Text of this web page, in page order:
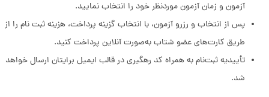
آزمون و زمان آزمون موردنظر خود را انتخاب نمایید.
پس از انتخاب و رزرو آزمون، با انتخاب گزینه پرداخت، هزینه ثبت نام را از
طریق کارت‌های عضو شتاب به‌صورت آنلاین پرداخت کنید.
تأییدیه ثبت‌نام به همراه کد رهگیری در قالب ایمیل برایتان ارسال خواهد
شد.